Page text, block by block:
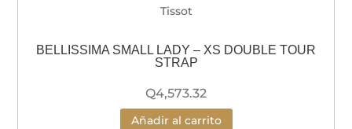
Tissot
BELLISSIMA SMALL LADY – XS DOUBLE TOUR
STRAP
Q4,573.32
Añadir al carrito